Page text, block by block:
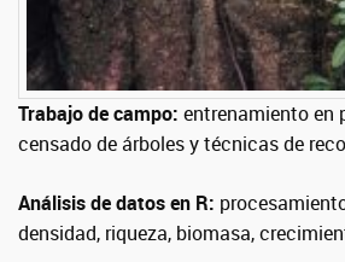
Trabajo de campo: entrenamiento en
censado de árboles y técnicas de
Análisis de datos en R:
densidad, riqueza, biomasa,